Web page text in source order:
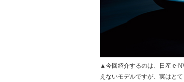
▲今回紹介するのは、日産 e-
えないモデルですが、実はと